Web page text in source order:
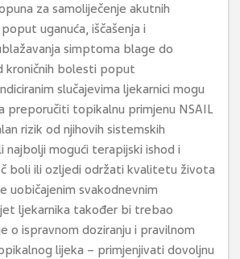
za samoliječenje akutnih
uganuća, iščašenja i
simptoma blage do
kroničnih bolesti poput
slučajevima ljekarnici mogu
preporučiti topikalnu primjenu NSAIL
rizik od njihovih sistemskih
najbolji mogući terapijski ishod i
boli ili ozljedi održati kvalitetu života
uobičajenim svakodnevnim
ljekarnika također bi trebao
o ispravnom doziranju i pravilnom
lijeka – primjenjivati dovoljnu